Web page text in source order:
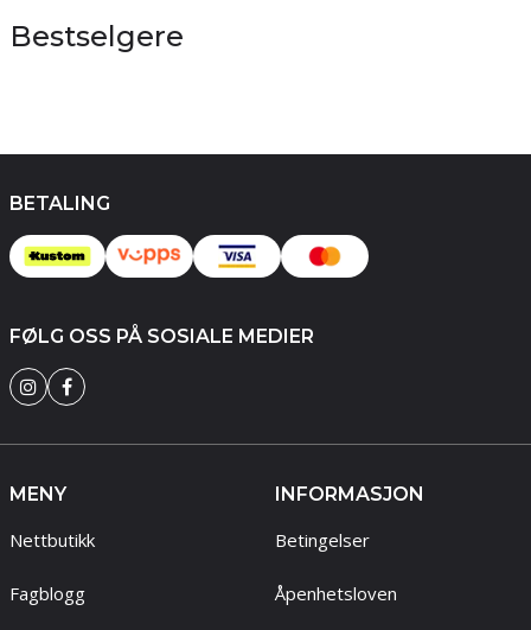
Bestselgere
BETALING
FØLG OSS PÅ SOSIALE MEDIER
MENY
Nettbutikk
Fagblogg
INFORMASJON
Betingelser
Åpenhetsloven